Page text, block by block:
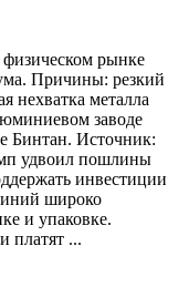
рынке
Причины: резкий
нехватка металла
заводе
Бинтан. Источник:
удвоил пошлины
инвестиции
широко
и упаковке.
платят ...